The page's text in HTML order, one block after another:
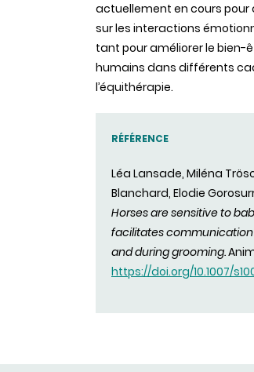
actuellement en cours
sur les interactions
tant pour améliorer le bien-
humains dans différents
l’équithérapie.
RÉFÉRENCE
Léa Lansade, Miléna
Blanchard, Elodie
Horses are sensitive to
facilitates
and during grooming.
https://doi.org/10.1007/